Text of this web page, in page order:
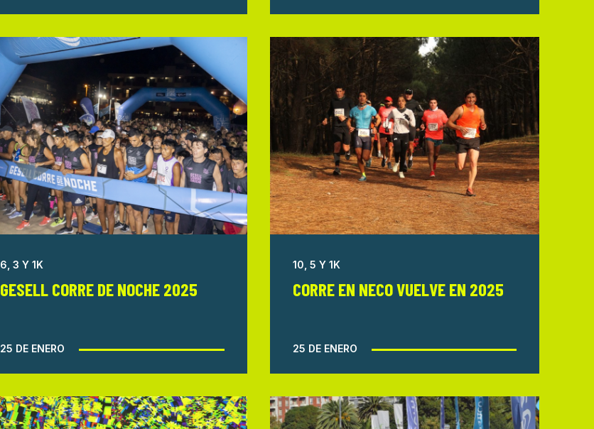
6, 3 Y 1K
GESELL CORRE DE NOCHE 2025
25 DE ENERO
10, 5 Y 1K
CORRE EN NECO VUELVE EN 2025
25 DE ENERO